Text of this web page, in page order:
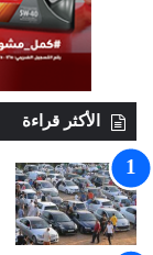
الأكثر قراءة